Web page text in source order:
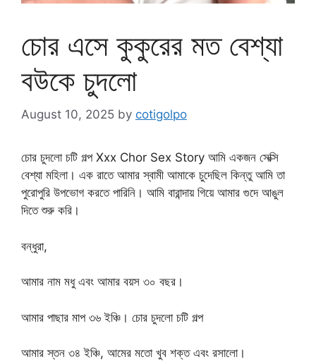
চোর এসে কুকুরের মত বেশ্যা
বউকে চুদলো
August 10, 2025 by cotigolpo
চোর চুদলো চটি গল্প Xxx Chor Sex Story আমি একজন সেক্সি
বেশ্যা মহিলা। এক রাতে আমার স্বামী আমাকে চুদেছিল কিন্তু আমি তা
পুরোপুরি উপভোগ করতে পারিনি। আমি বারান্দায় গিয়ে আমার গুদে আঙুল
দিতে শুরু করি।
বন্ধুরা,
আমার নাম মধু এবং আমার বয়স ৩০ বছর।
আমার পাছার মাপ ৩৬ ইঞ্চি। চোর চুদলো চটি গল্প
আমার স্তন ৩৪ ইঞ্চি, আমের মতো খুব শক্ত এবং রসালো।